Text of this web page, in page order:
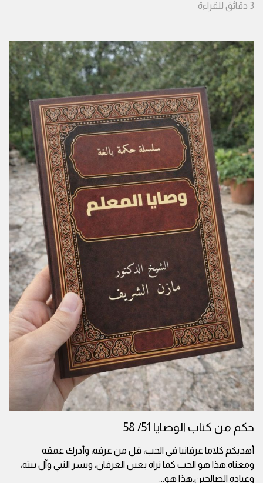
3 دقائق للقراءة
حكم من كتاب الوصايا 51/ 58
أهديكم كلاما عرفانيا في الحب، قل من عرفه، وأدرك عمقه
ومعناه.هذا هو الحب كما نراه بعين العرفان، وبسر النبي وآل بيته،
وعباده الصالحين.هذا هو...